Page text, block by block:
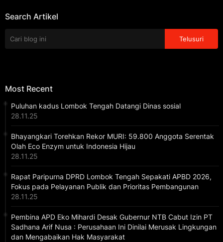
Search Artikel
Most Recent
Puluhan kadus Lombok Tengah Datangi Dinas sosial
28.11.25
Bhayangkari Torehkan Rekor MURI: 59.800 Anggota Serentak
Olah Eco Enzym untuk Indonesia Hijau
28.11.25
Rapat Paripurna DPRD Lombok Tengah Sepakati APBD 2026,
Fokus pada Pelayanan Publik dan Prioritas Pembangunan
28.11.25
Pembina APD Eko Mihardi Desak Gubernur NTB Cabut Izin PT
Sadhana Arif Nusa : Perusahaan Ini Dinilai Merusak Lingkungan
dan Mengabaikan Hak Masyarakat